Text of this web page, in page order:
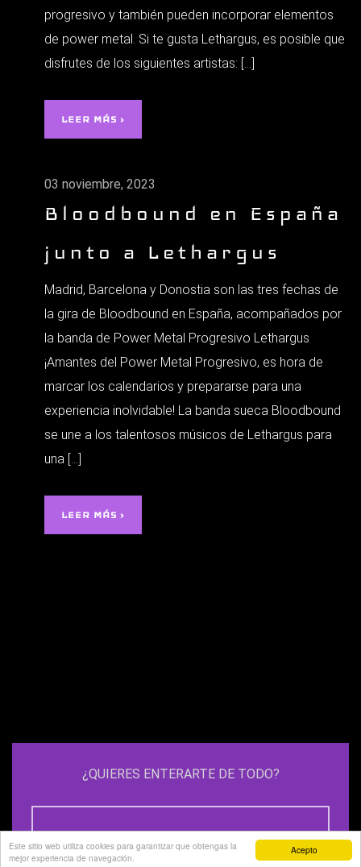
Acepto
Este sitio web utiliza cookies para garantizar que obtengas la
mejor experiencia de navegación.
progresivo y también pueden incorporar elementos
de power metal. Si te gusta Lethargus, es posible que
disfrutes de los siguientes artistas: […]
LEER MÁS ›
03 noviembre, 2023
Bloodbound en España
junto a Lethargus
Madrid, Barcelona y Donostia son las tres fechas de
la gira de Bloodbound en España, acompañados por
la banda de Power Metal Progresivo Lethargus
¡Amantes del Power Metal Progresivo, es hora de
marcar los calendarios y prepararse para una
experiencia inolvidable! La banda sueca Bloodbound
se une a los talentosos músicos de Lethargus para
una […]
LEER MÁS ›
¿QUIERES ENTERARTE DE TODO?